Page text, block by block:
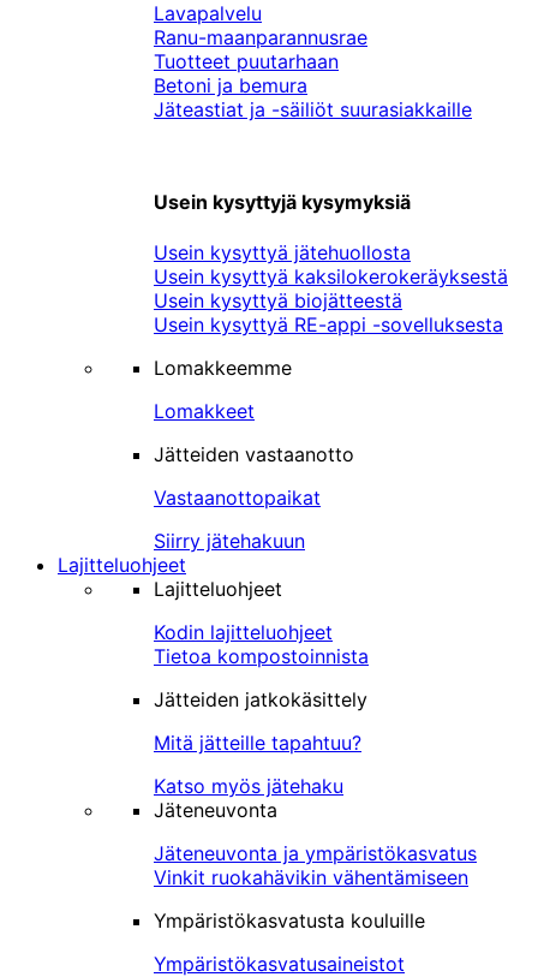
Lavapalvelu
Ranu-maanparannusrae
Tuotteet puutarhaan
Betoni ja bemura
Jäteastiat ja -säiliöt suurasiakkaille
Usein kysyttyjä kysymyksiä
Usein kysyttyä jätehuollosta
Usein kysyttyä kaksilokerokeräyksestä
Usein kysyttyä biojätteestä
Usein kysyttyä RE-appi -sovelluksesta
Lomakkeemme
Lomakkeet
Jätteiden vastaanotto
Vastaanottopaikat
Siirry jätehakuun
Lajitteluohjeet
Lajitteluohjeet
Kodin lajitteluohjeet
Tietoa kompostoinnista
Jätteiden jatkokäsittely
Mitä jätteille tapahtuu?
Katso myös jätehaku
Jäteneuvonta
Jäteneuvonta ja ympäristökasvatus
Vinkit ruokahävikin vähentämiseen
Ympäristökasvatusta kouluille
Ympäristökasvatusaineistot